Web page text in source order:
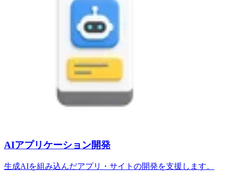
AIアプリケーション開発
生成AIを組み込んだアプリ・サイトの開発を支援します。